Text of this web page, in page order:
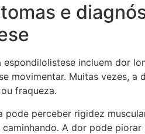
e
espondilolistese incluem dor
movimentar. Muitas vezes, a
fraqueza.
pode perceber rigidez
A dor pode